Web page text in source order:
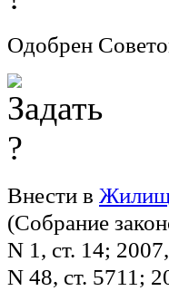
Одобрен
Внести в
(Собрание
N 1, ст. 14;
N 48, ст. 5711;